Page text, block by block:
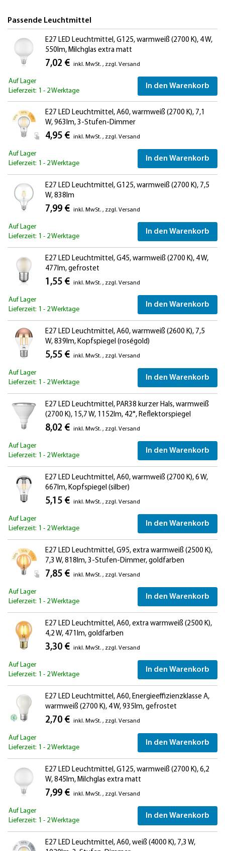
Passende Leuchtmittel
E27 LED Leuchtmittel, G125, warmweiß (2700 K), 4 W,
550lm, Milchglas extra matt
7,02 € inkl. MwSt. , zzgl. Versand
Auf Lager
Lieferzeit: 1 - 2 Werktage
In den Warenkorb
E27 LED Leuchtmittel, A60, warmweiß (2700 K), 7,1
W, 963lm, 3-Stufen-Dimmer
4,95 € inkl. MwSt. , zzgl. Versand
Auf Lager
Lieferzeit: 1 - 2 Werktage
In den Warenkorb
E27 LED Leuchtmittel, G125, warmweiß (2700 K), 7,5
W, 838lm
7,99 € inkl. MwSt. , zzgl. Versand
Auf Lager
Lieferzeit: 1 - 2 Werktage
In den Warenkorb
E27 LED Leuchtmittel, G45, warmweiß (2700 K), 4 W,
477lm, gefrostet
1,55 € inkl. MwSt. , zzgl. Versand
Auf Lager
Lieferzeit: 1 - 2 Werktage
In den Warenkorb
E27 LED Leuchtmittel, A60, warmweiß (2600 K), 7,5
W, 839lm, Kopfspiegel (roségold)
5,55 € inkl. MwSt. , zzgl. Versand
Auf Lager
Lieferzeit: 1 - 2 Werktage
In den Warenkorb
E27 LED Leuchtmittel, PAR38 kurzer Hals, warmweiß
(2700 K), 15,7 W, 1152lm, 42°, Reflektorspiegel
(silber)
8,02 € inkl. MwSt. , zzgl. Versand
Auf Lager
Lieferzeit: 1 - 2 Werktage
In den Warenkorb
E27 LED Leuchtmittel, A60, warmweiß (2700 K), 6 W,
667lm, Kopfspiegel (silber)
5,15 € inkl. MwSt. , zzgl. Versand
Auf Lager
Lieferzeit: 1 - 2 Werktage
In den Warenkorb
E27 LED Leuchtmittel, G95, extra warmweiß (2500 K),
7,3 W, 818lm, 3-Stufen-Dimmer, goldfarben
7,85 € inkl. MwSt. , zzgl. Versand
Auf Lager
Lieferzeit: 1 - 2 Werktage
In den Warenkorb
E27 LED Leuchtmittel, A60, extra warmweiß (2500 K),
4,2 W, 471lm, goldfarben
3,30 € inkl. MwSt. , zzgl. Versand
Auf Lager
Lieferzeit: 1 - 2 Werktage
In den Warenkorb
E27 LED Leuchtmittel, A60, Energieeffizienzklasse A,
warmweiß (2700 K), 4 W, 935lm, gefrostet
2,70 € inkl. MwSt. , zzgl. Versand
Auf Lager
Lieferzeit: 1 - 2 Werktage
In den Warenkorb
E27 LED Leuchtmittel, G125, warmweiß (2700 K), 6,2
W, 845lm, Milchglas extra matt
7,99 € inkl. MwSt. , zzgl. Versand
Auf Lager
Lieferzeit: 1 - 2 Werktage
In den Warenkorb
E27 LED Leuchtmittel, A60, weiß (4000 K), 7,3 W,